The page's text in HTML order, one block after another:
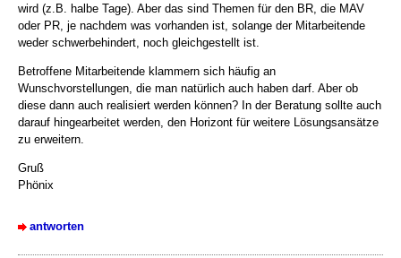
wird (z.B. halbe Tage). Aber das sind Themen für den BR, die MAV
oder PR, je nachdem was vorhanden ist, solange der Mitarbeitende
weder schwerbehindert, noch gleichgestellt ist.
Betroffene Mitarbeitende klammern sich häufig an
Wunschvorstellungen, die man natürlich auch haben darf. Aber ob
diese dann auch realisiert werden können? In der Beratung sollte auch
darauf hingearbeitet werden, den Horizont für weitere Lösungsansätze
zu erweitern.
Gruß
Phönix
antworten